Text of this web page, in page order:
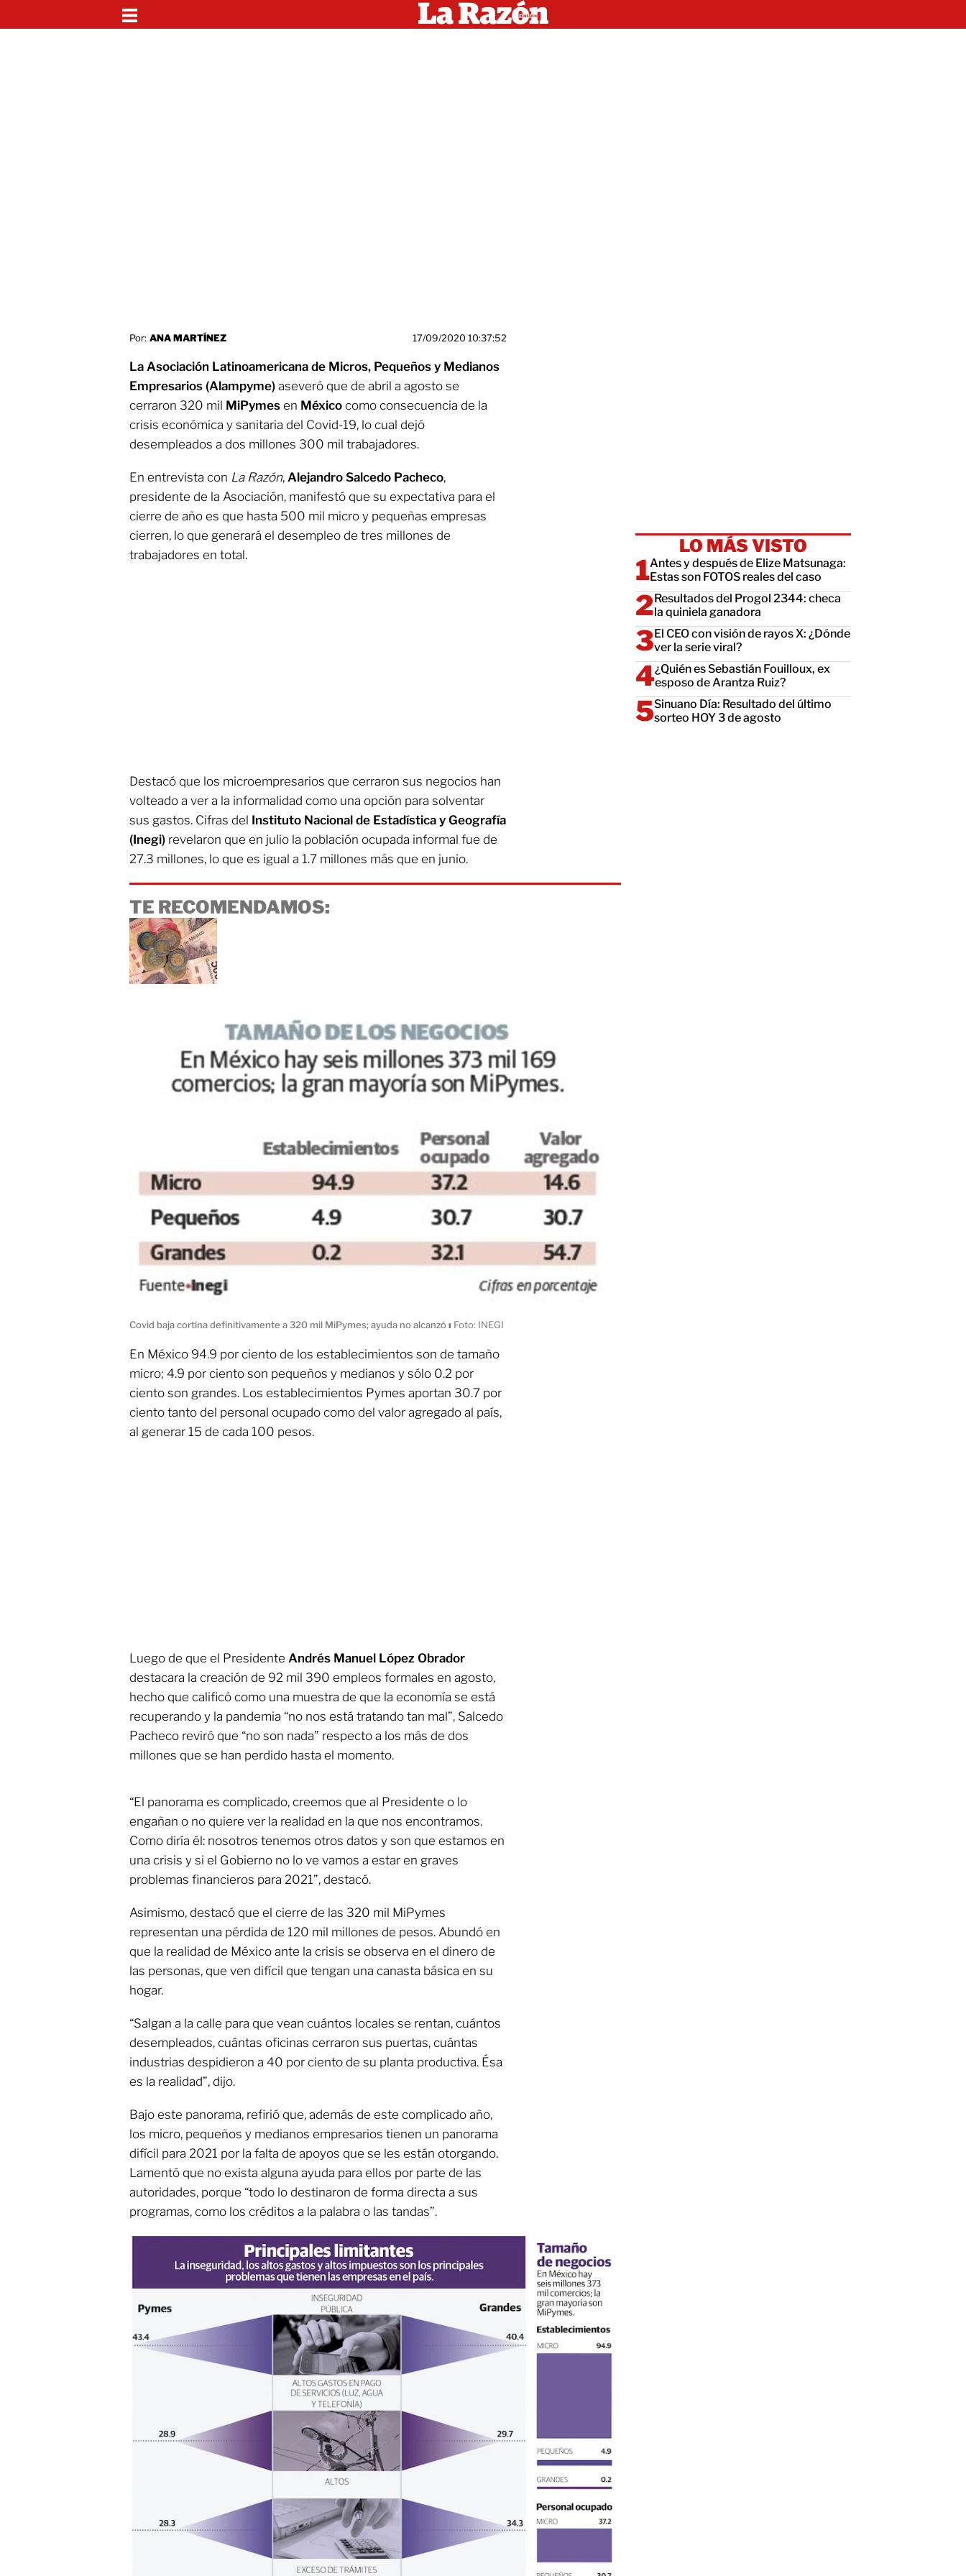
Por: ANA MARTÍNEZ 17/09/2020 10:37:52
La Asociación Latinoamericana de Micros, Pequeños y Medianos
Empresarios (Alampyme) aseveró que de abril a agosto se
cerraron 320 mil MiPymes en México como consecuencia de la
crisis económica y sanitaria del Covid-19, lo cual dejó
desempleados a dos millones 300 mil trabajadores.
En entrevista con La Razón, Alejandro Salcedo Pacheco,
presidente de la Asociación, manifestó que su expectativa para el
cierre de año es que hasta 500 mil micro y pequeñas empresas
cierren, lo que generará el desempleo de tres millones de
trabajadores en total.
Destacó que los microempresarios que cerraron sus negocios han
volteado a ver a la informalidad como una opción para solventar
sus gastos. Cifras del Instituto Nacional de Estadística y Geografía
(Inegi) revelaron que en julio la población ocupada informal fue de
27.3 millones, lo que es igual a 1.7 millones más que en junio.
TE RECOMENDAMOS:
Covid baja cortina definitivamente a 320 mil MiPymes; ayuda no alcanzóı Foto: INEGI
En México 94.9 por ciento de los establecimientos son de tamaño
micro; 4.9 por ciento son pequeños y medianos y sólo 0.2 por
ciento son grandes. Los establecimientos Pymes aportan 30.7 por
ciento tanto del personal ocupado como del valor agregado al país,
al generar 15 de cada 100 pesos.
Luego de que el Presidente Andrés Manuel López Obrador
destacara la creación de 92 mil 390 empleos formales en agosto,
hecho que calificó como una muestra de que la economía se está
recuperando y la pandemia “no nos está tratando tan mal”, Salcedo
Pacheco reviró que “no son nada” respecto a los más de dos
millones que se han perdido hasta el momento.
“El panorama es complicado, creemos que al Presidente o lo
engañan o no quiere ver la realidad en la que nos encontramos.
Como diría él: nosotros tenemos otros datos y son que estamos en
una crisis y si el Gobierno no lo ve vamos a estar en graves
problemas financieros para 2021”, destacó.
Asimismo, destacó que el cierre de las 320 mil MiPymes
representan una pérdida de 120 mil millones de pesos. Abundó en
que la realidad de México ante la crisis se observa en el dinero de
las personas, que ven difícil que tengan una canasta básica en su
hogar.
“Salgan a la calle para que vean cuántos locales se rentan, cuántos
desempleados, cuántas oficinas cerraron sus puertas, cuántas
industrias despidieron a 40 por ciento de su planta productiva. Ésa
es la realidad”, dijo.
Bajo este panorama, refirió que, además de este complicado año,
los micro, pequeños y medianos empresarios tienen un panorama
difícil para 2021 por la falta de apoyos que se les están otorgando.
Lamentó que no exista alguna ayuda para ellos por parte de las
autoridades, porque “todo lo destinaron de forma directa a sus
programas, como los créditos a la palabra o las tandas”.
LO MÁS VISTO
Antes y después de Elize Matsunaga:
Estas son FOTOS reales del caso
Resultados del Progol 2344: checa
la quiniela ganadora
El CEO con visión de rayos X: ¿Dónde
ver la serie viral?
¿Quién es Sebastián Fouilloux, ex
esposo de Arantza Ruiz?
Sinuano Día: Resultado del último
sorteo HOY 3 de agosto